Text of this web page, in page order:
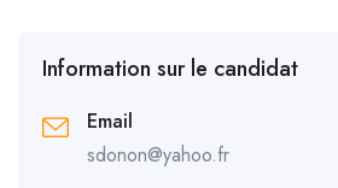
Information sur le candidat
Email
sdonon@yahoo.fr